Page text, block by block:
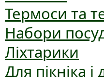
Термоси та
Набори
Ліхтарики
Для пікніка і